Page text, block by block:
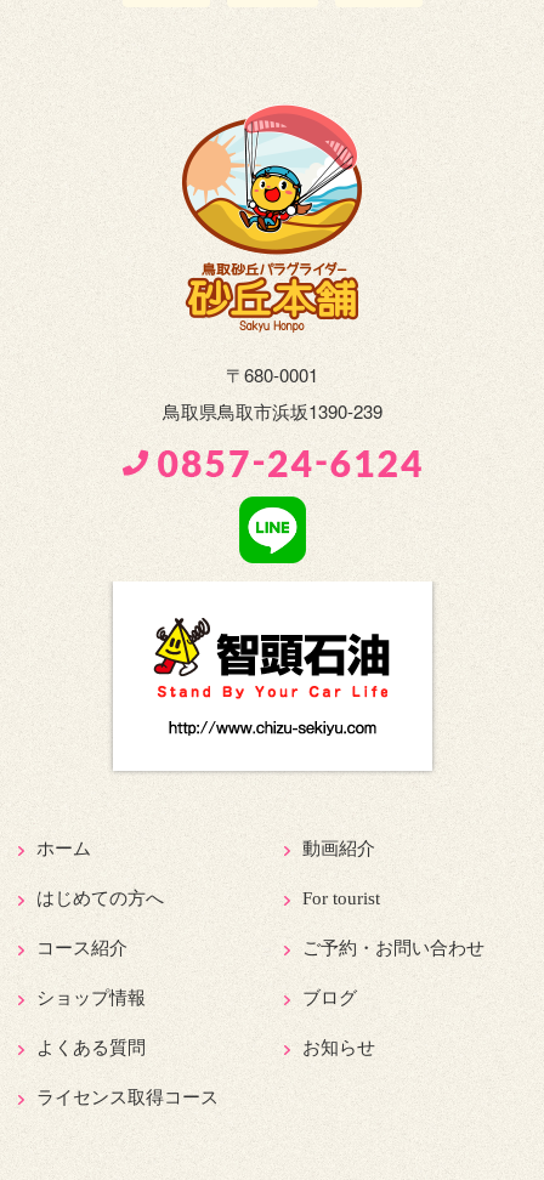
〒680-0001
鳥取県鳥取市浜坂1390-239
ホーム
はじめての方へ
コース紹介
ショップ情報
よくある質問
ライセンス取得コース
動画紹介
For tourist
ご予約・お問い合わせ
ブログ
お知らせ